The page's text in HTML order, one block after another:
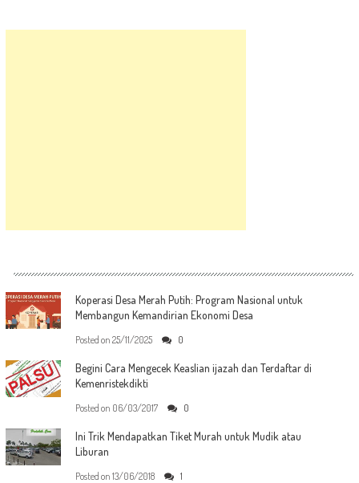
Koperasi Desa Merah Putih: Program Nasional untuk
Membangun Kemandirian Ekonomi Desa
Posted on 25/11/2025 0
Begini Cara Mengecek Keaslian ijazah dan Terdaftar di
Kemenristekdikti
Posted on 06/03/2017 0
Ini Trik Mendapatkan Tiket Murah untuk Mudik atau
Liburan
Posted on 13/06/2018 1